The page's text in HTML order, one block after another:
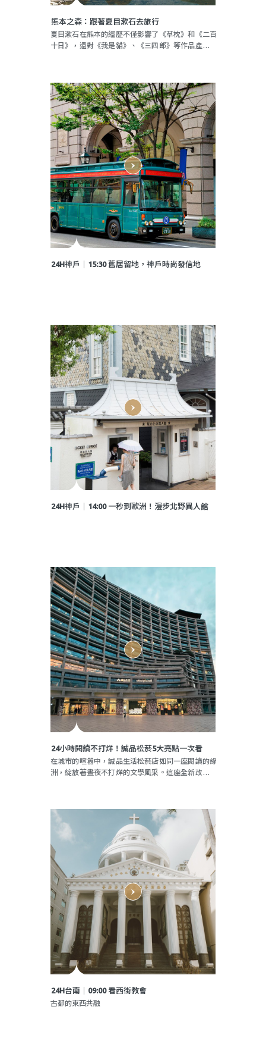
熊本之森：跟著夏目漱石去旅行
夏目漱石在熊本的經歷不僅影響了《草枕》和《二百
十日》，還對《我是貓》、《三四郎》等作品產生了
24H神戶│15:30 舊居留地，神戶時尚發信地
24H神戶│14:00 一秒到歐洲！漫步北野異人館
24小時閱讀不打烊！誠品松菸5大亮點一次看
在城市的喧囂中，誠品生活松菸店如同一座閱讀的綠
洲，綻放著晝夜不打烊的文學風采。這座全新改裝的
24H台南│09:00 看西街教會
古都的東西共融